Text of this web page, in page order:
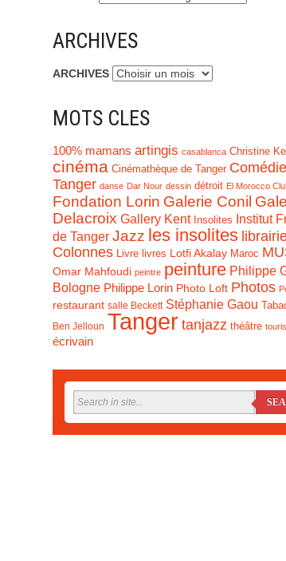
ARCHIVES
ARCHIVES
MOTS CLES
100% mamans artingis casablanca Christine
cinéma Cinémathèque de Tanger
Tanger danse Dar Nour dessin détroit El Morocco
Fondation Lorin Galerie Conil
Delacroix Gallery Kent Insolites
Institut
de Tanger Jazz les insolites
Colonnes Livre livres Lotfi Akalay Maroc
Omar Mahfoudi peintre peinture Philippe
Bologne Philippe Lorin Photo Loft Photos
restaurant salle Beckett Stéphanie Gaou
Ben Jelloun Tanger tanjazz théâtre
écrivain